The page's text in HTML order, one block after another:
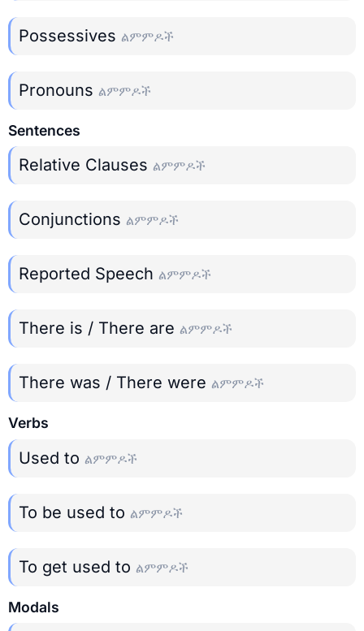
Possessives ልምምዶች
Pronouns ልምምዶች
Sentences
Relative Clauses ልምምዶች
Conjunctions ልምምዶች
Reported Speech ልምምዶች
There is / There are ልምምዶች
There was / There were ልምምዶች
Verbs
Used to ልምምዶች
To be used to ልምምዶች
To get used to ልምምዶች
Modals